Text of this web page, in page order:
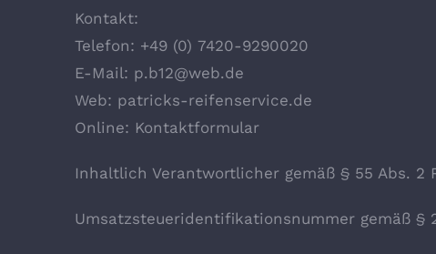
Kontakt:
Telefon: +49 (0) 7420-9290020
E-Mail: p.b12@web.de
Web: patricks-reifenservice.de
Online: Kontaktformular
Inhaltlich Verantwortlicher gemäß § 55 Abs. 2
Umsatzsteueridentifikationsnummer gemäß §